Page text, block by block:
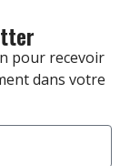
pour recevoir
dans votre